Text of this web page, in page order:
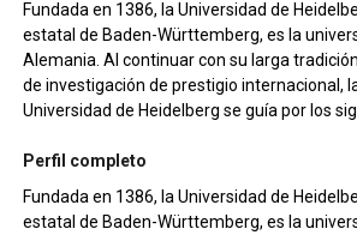
Fundada en 1386, la Universidad de
estatal de Baden-Württemberg, es la
Alemania. Al continuar con su larga
de investigación de prestigio internacional,
Universidad de Heidelberg se guía por los
Perfil completo
Fundada en 1386, la Universidad de
estatal de Baden-Württemberg, es la